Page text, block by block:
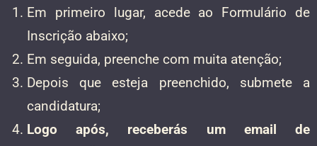
Em primeiro lugar, acede ao Formulário de
Inscrição abaixo;
Em seguida, preenche com muita atenção;
Depois que esteja preenchido, submete a
candidatura;
Logo após, receberás um email de